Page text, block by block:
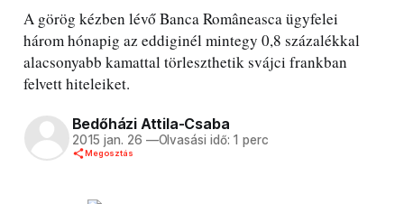
A görög kézben lévő Banca Româneasca ügyfelei
három hónapig az eddiginél mintegy 0,8 százalékkal
alacsonyabb kamattal törleszthetik svájci frankban
felvett hiteleiket.
Bedőházi Attila-Csaba
2015 jan. 26 —Olvasási idő: 1 perc
Megosztás